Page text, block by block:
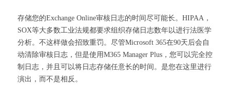
存储您的Exchange Online审核日志的时间尽可能长。HIPAA，
SOX等大多数工业法规都要求组织存储日志数年以进行法医学
分析。不这样做会招致重罚。尽管Microsoft 365在90天后会自
动清除审核日志，但是使用M365 Manager Plus，您可以完全控
制日志，并且可以将日志存储任意长的时间。是您在这里进行
演出，而不是相反。